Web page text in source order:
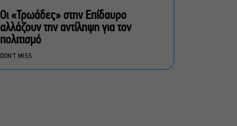
Χριστίνας Κυριαζίδη στο
Δημοτικό Θέατρο Πειραιά
Σπηλιόπουλου στην
Οι «Τρωάδες» στην Επίδαυρο
αλλάζουν την αντίληψη για τον
πολιτισμό
DON'T MISS